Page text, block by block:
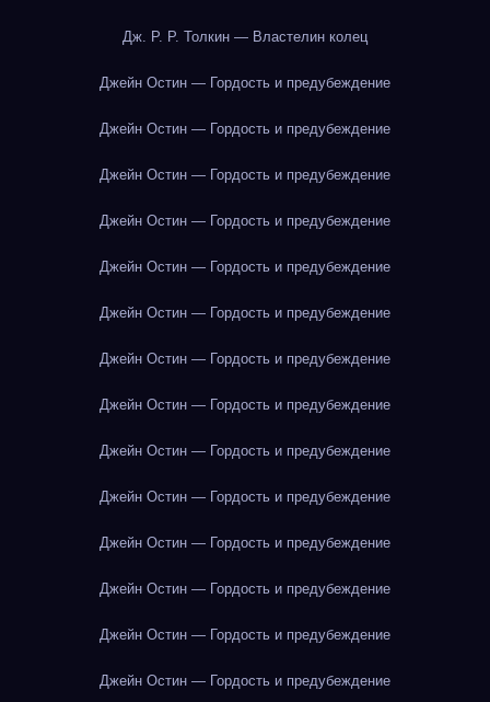
Дж. Р. Р. Толкин — Властелин колец
Джейн Остин — Гордость и предубеждение
Джейн Остин — Гордость и предубеждение
Джейн Остин — Гордость и предубеждение
Джейн Остин — Гордость и предубеждение
Джейн Остин — Гордость и предубеждение
Джейн Остин — Гордость и предубеждение
Джейн Остин — Гордость и предубеждение
Джейн Остин — Гордость и предубеждение
Джейн Остин — Гордость и предубеждение
Джейн Остин — Гордость и предубеждение
Джейн Остин — Гордость и предубеждение
Джейн Остин — Гордость и предубеждение
Джейн Остин — Гордость и предубеждение
Джейн Остин — Гордость и предубеждение